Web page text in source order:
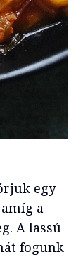
egy
a
A lassú
fogunk